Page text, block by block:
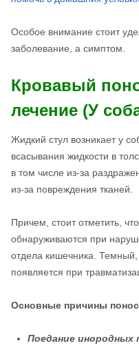
Особое внимание стоит
заболевание, а симптом.
Кровавый
лечение (У
Жидкий стул возникает у
всасывания жидкости в
в том числе из-за
из-за повреждения тканей.
Причем, стоит отметить,
обнаруживаются при
отдела кишечника.
появляется при
Основные причины
Поедание инородных